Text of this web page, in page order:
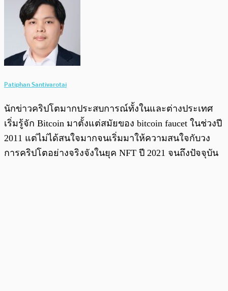
Patiphan Santivarotai
นักข่าวคริปโตมากประสบการณ์ทั้งในและต่างประเทศ
เริ่มรู้จัก Bitcoin มาตั้งแต่สมัยของ bitcoin faucet ในช่วงปี
2011 แต่ไม่ได้สนใจมากจนเริ่มมาให้ความสนใจกับวง
การคริปโตอย่างจริงจังในยุค NFT ปี 2021 จนถึงปัจจุบัน